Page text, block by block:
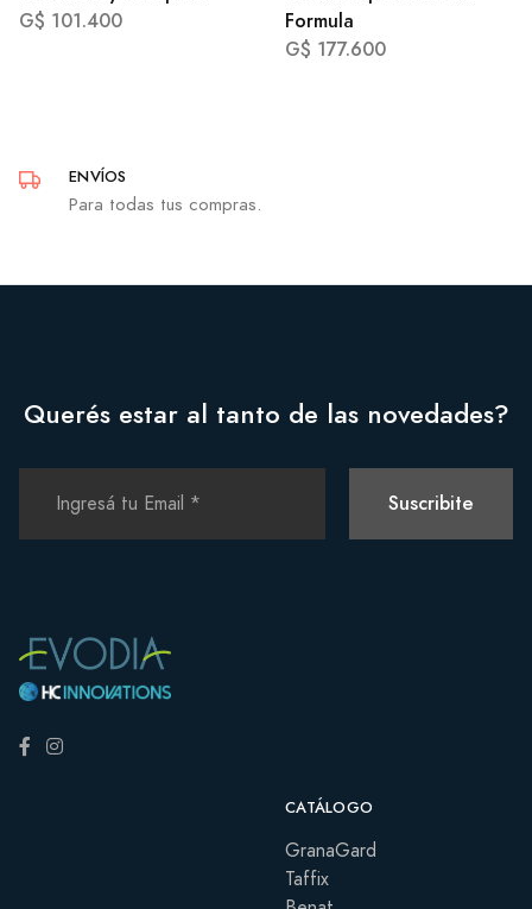
G$ 101.400
Formula
G$ 177.600
ENVÍOS
Para todas tus compras.
Querés estar al tanto de las novedades?
Suscribite
CATÁLOGO
GranaGard
Taffix